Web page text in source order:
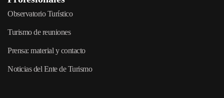
Observatorio Turístico
Turismo de reuniones
Prensa: material y contacto
Noticias del Ente de Turismo